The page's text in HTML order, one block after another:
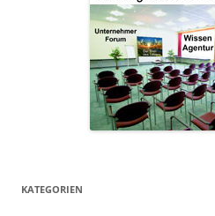
KATEGORIEN